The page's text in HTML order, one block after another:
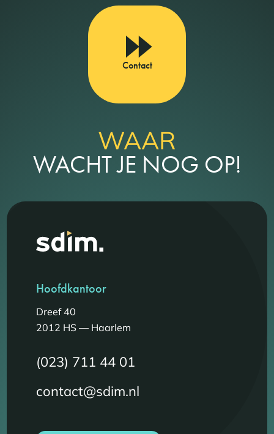
Contact
WAAR
WACHT JE NOG OP!
Hoofdkantoor
Dreef 40
2012 HS — Haarlem
(023) 711 44 01
contact@sdim.nl